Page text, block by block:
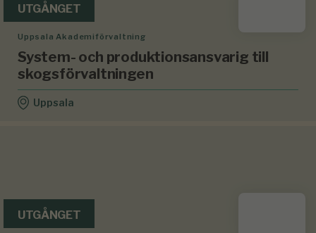
UTGÅNGET
Uppsala Akademiförvaltning
System- och produktionsansvarig till
skogsförvaltningen
Uppsala
UTGÅNGET